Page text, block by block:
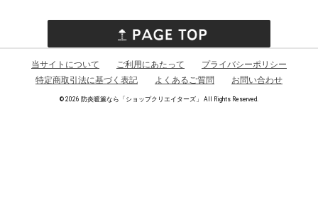
当サイトについて ご利用にあたって
プライバシーポリシー
特定商取引法に基づく表記
よくあるご質問 お問い合わせ
© 2026 防炎暖簾なら「ショップクリエイターズ」 All Rights Reserved.